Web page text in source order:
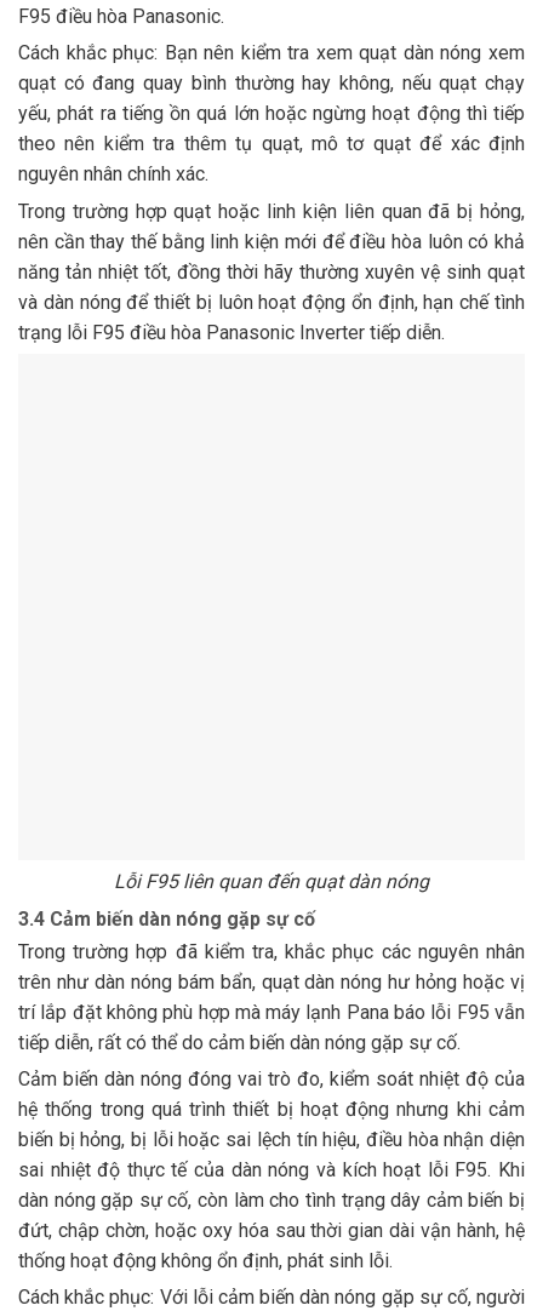
F95 điều hòa Panasonic.
Cách khắc phục: Bạn nên kiểm tra xem quạt dàn nóng xem
quạt có đang quay bình thường hay không, nếu quạt chạy
yếu, phát ra tiếng ồn quá lớn hoặc ngừng hoạt động thì tiếp
theo nên kiểm tra thêm tụ quạt, mô tơ quạt để xác định
nguyên nhân chính xác.
Trong trường hợp quạt hoặc linh kiện liên quan đã bị hỏng,
nên cần thay thế bằng linh kiện mới để điều hòa luôn có khả
năng tản nhiệt tốt, đồng thời hãy thường xuyên vệ sinh quạt
và dàn nóng để thiết bị luôn hoạt động ổn định, hạn chế tình
trạng lỗi F95 điều hòa Panasonic Inverter tiếp diễn.
Lỗi F95 liên quan đến quạt dàn nóng
3.4 Cảm biến dàn nóng gặp sự cố
Trong trường hợp đã kiểm tra, khắc phục các nguyên nhân
trên như dàn nóng bám bẩn, quạt dàn nóng hư hỏng hoặc vị
trí lắp đặt không phù hợp mà máy lạnh Pana báo lỗi F95 vẫn
tiếp diễn, rất có thể do cảm biến dàn nóng gặp sự cố.
Cảm biến dàn nóng đóng vai trò đo, kiểm soát nhiệt độ của
hệ thống trong quá trình thiết bị hoạt động nhưng khi cảm
biến bị hỏng, bị lỗi hoặc sai lệch tín hiệu, điều hòa nhận diện
sai nhiệt độ thực tế của dàn nóng và kích hoạt lỗi F95. Khi
dàn nóng gặp sự cố, còn làm cho tình trạng dây cảm biến bị
đứt, chập chờn, hoặc oxy hóa sau thời gian dài vận hành, hệ
thống hoạt động không ổn định, phát sinh lỗi.
Cách khắc phục: Với lỗi cảm biến dàn nóng gặp sự cố, người